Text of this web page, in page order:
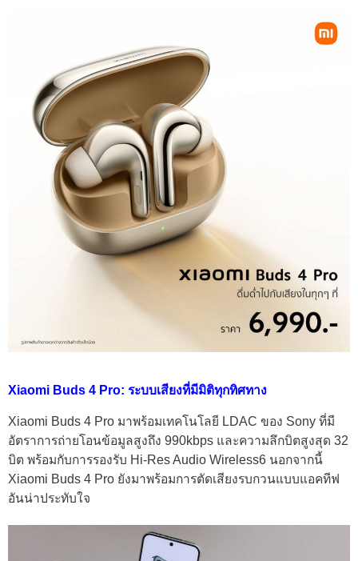
Xiaomi Buds 4 Pro: ระบบเสียงที่มีมิติทุกทิศทาง
Xiaomi Buds 4 Pro มาพร้อมเทคโนโลยี LDAC ของ Sony ที่มี
อัตราการถ่ายโอนข้อมูลสูงถึง 990kbps และความลึกบิตสูงสุด 32
บิต พร้อมกับการรองรับ Hi-Res Audio Wireless6 นอกจากนี้
Xiaomi Buds 4 Pro ยังมาพร้อมการตัดเสียงรบกวนแบบแอคทีฟ
อันน่าประทับใจ